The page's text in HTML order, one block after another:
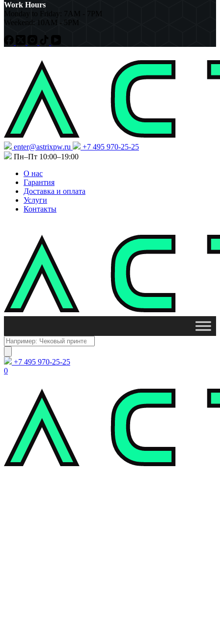
Work Hours
Monday to Friday: 7AM - 7PM
Weekend: 10AM - 5PM
enter@astrixpw.ru
+7 495 970-25-25
Пн–Пт 10:00–19:00
О нас
Гарантия
Доставка и оплата
Услуги
Контакты
Поиск
товаров
+7 495 970-25-25
0